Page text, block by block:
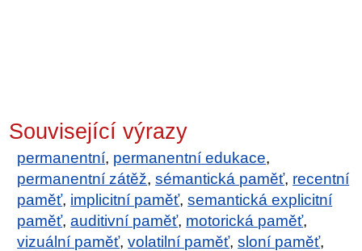
Související výrazy
permanentní, permanentní edukace,
permanentní zátěž,sémantická paměť, recentní
paměť, implicitní paměť,semantická explicitní
paměť,auditivní paměť, motorická paměť,
vizuální paměť,volatilní paměť,sloní paměť,